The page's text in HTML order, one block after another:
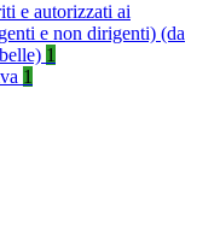
e autorizzati ai
e non dirigenti) (da
1
1